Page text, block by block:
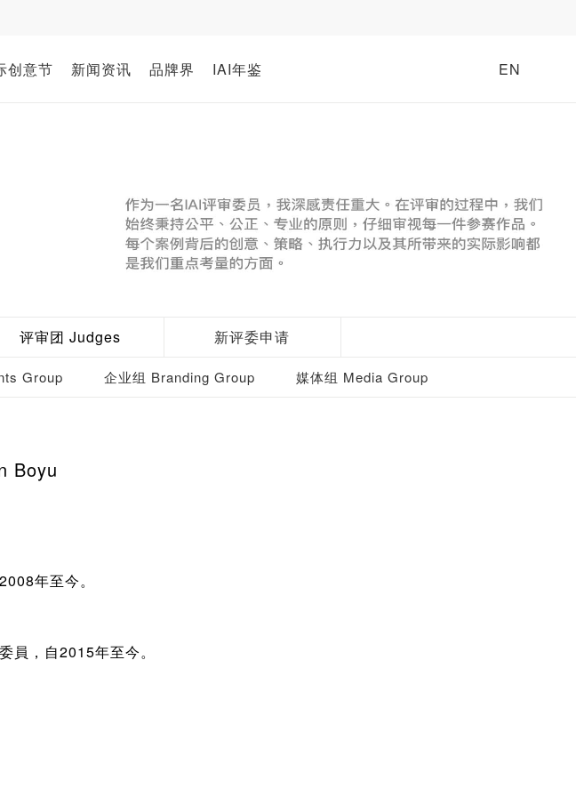
创意节 新闻资讯 品牌界 IAI年鉴 EN
评审团 Judges 新评委申请
Group 企业组 Branding Group 媒体组 Media Group
Boyu
年至今。
員，自2015年至今。